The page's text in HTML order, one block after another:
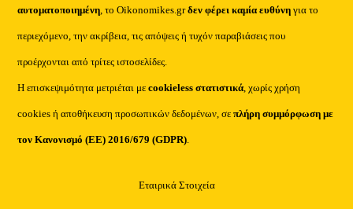
αυτοματοποιημένη, το Oikonomikes.grδεν φέρει καμία ευθύνη για το
περιεχόμενο, την ακρίβεια, τις απόψεις ή τυχόν παραβιάσεις που
προέρχονται από τρίτες ιστοσελίδες.
Η επισκεψιμότητα μετριέται μεcookieless στατιστικά, χωρίς χρήση
cookies ή αποθήκευση προσωπικών δεδομένων, σεπλήρη συμμόρφωση με
τον Κανονισμό (ΕΕ) 2016/679 (GDPR).
Εταιρικά Στοιχεία